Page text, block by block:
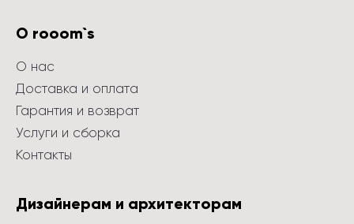
О rooom`s
О нас
Доставка и оплата
Гарантия и возврат
Услуги и сборка
Контакты
Дизайнерам и архитекторам